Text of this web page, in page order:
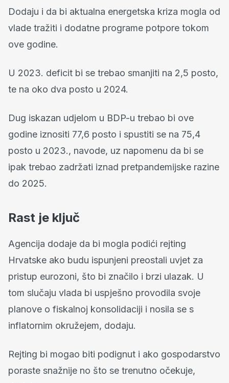
Dodaju i da bi aktualna energetska kriza mogla od
vlade tražiti i dodatne programe potpore tokom
ove godine.
U 2023. deficit bi se trebao smanjiti na 2,5 posto,
te na oko dva posto u 2024.
Dug iskazan udjelom u BDP-u trebao bi ove
godine iznositi 77,6 posto i spustiti se na 75,4
posto u 2023., navode, uz napomenu da bi se
ipak trebao zadržati iznad pretpandemijske razine
do 2025.
Rast je ključ
Agencija dodaje da bi mogla podići rejting
Hrvatske ako budu ispunjeni preostali uvjet za
pristup eurozoni, što bi značilo i brzi ulazak. U
tom slučaju vlada bi uspješno provodila svoje
planove o fiskalnoj konsolidaciji i nosila se s
inflatornim okružejem, dodaju.
Rejting bi mogao biti podignut i ako gospodarstvo
poraste snažnije no što se trenutno očekuje,